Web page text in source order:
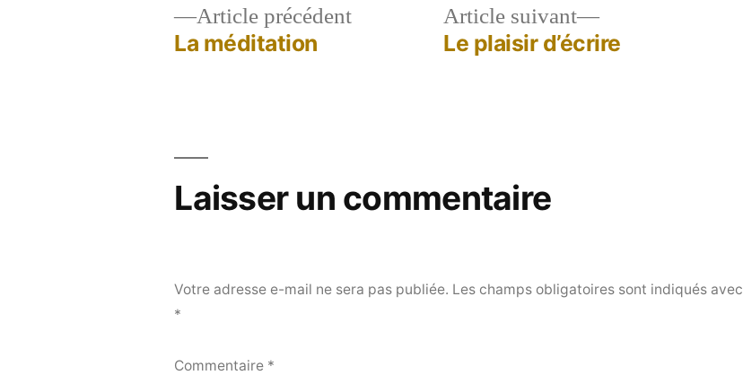
Navigation
Article précédentArticle
précédent :
La méditation
Article suivant
Article
suivant :
Le plaisir d’écrire
Laisser un commentaire
Votre adresse e-mail ne sera pas publiée. Les champs obligatoires sont indiqués avec
*
Commentaire *